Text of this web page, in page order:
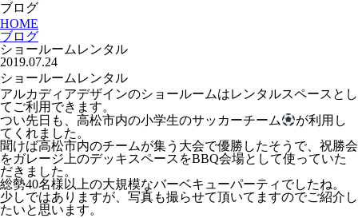
ブログ
HOME
ブログ
ショールームレンタル
2019.07.24
ショールームレンタル
アルカディアデザインのショールームはレンタルスペースとし
てご利用できます。
つい先日も、高松市内の小学生のサッカーチーム
が利用し
てくれました。
聞けば高松市内のチームが集う大会で優勝したそうで、祝勝会
をガレージ上のデッキスペースをBBQ会場として使っていた
だきました。
総勢40名様以上の大規模なバーベキューパーティでしたね。
少しではありますが、写真も撮らせて頂いてますのでご紹介し
たいと思います。